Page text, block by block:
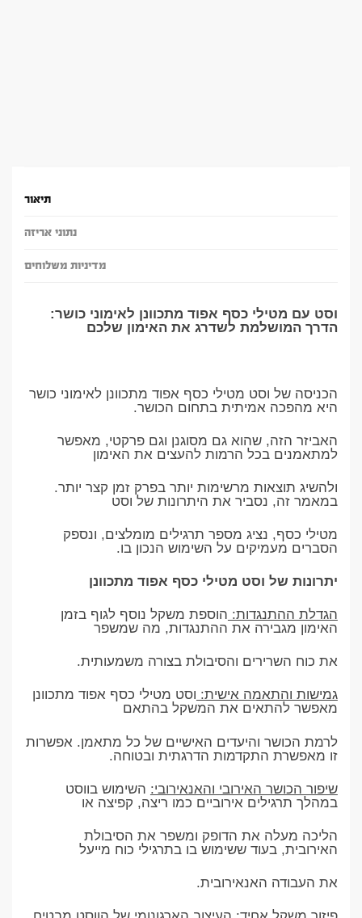
תיאור
נתוני אריזה
מדיניות משלוחים
וסט עם מטילי כסף אפוד מתכוונן לאימוני כושר:
הדרך המושלמת לשדרג את האימון שלכם
הכניסה של וסט מטילי כסף אפוד מתכוונן לאימוני כושר
היא מהפכה אמיתית בתחום הכושר.
האביזר הזה, שהוא גם מסוגנן וגם פרקטי, מאפשר
למתאמנים בכל הרמות להעצים את האימון
ולהשיג תוצאות מרשימות יותר בפרק זמן קצר יותר.
במאמר זה, נסביר את היתרונות של וסט
מטילי כסף, נציג מספר תרגילים מומלצים, ונספק
הסברים מעמיקים על השימוש הנכון בו.
יתרונות של וסט מטילי כסף אפוד מתכוונן
הגדלת ההתנגדות: הוספת משקל נוסף לגוף בזמן
האימון מגבירה את ההתנגדות, מה שמשפר
את כוח השרירים והסיבולת בצורה משמעותית.
גמישות והתאמה אישית: וסט מטילי כסף אפוד מתכוונן
מאפשר להתאים את המשקל בהתאם
לרמת הכושר והיעדים האישיים של כל מתאמן. אפשרות
זו מאפשרת התקדמות הדרגתית ובטוחה.
שיפור הכושר האירובי והאנאירובי: השימוש בווסט
במהלך תרגילים אירוביים כמו ריצה, קפיצה או
הליכה מעלה את הדופק ומשפר את הסיבולת
האירובית, בעוד ששימוש בו בתרגילי כוח מייעל
את העבודה האנאירובית.